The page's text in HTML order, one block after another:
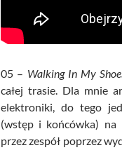
05 – Walking In My
całej trasie. Dla mnie
elektroniki, do tego
(wstęp i końcówka) na
przez zespół poprzez